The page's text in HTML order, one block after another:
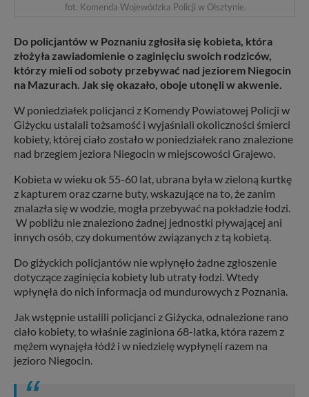
fot. Komenda Wojewódzka Policji w Olsztynie.
Do policjantów w Poznaniu zgłosiła się kobieta, która
złożyła zawiadomienie o zaginięciu swoich rodziców,
którzy mieli od soboty przebywać nad jeziorem Niegocin
na Mazurach. Jak się okazało, oboje utonęli w akwenie.
W poniedziałek policjanci z Komendy Powiatowej Policji w
Giżycku ustalali tożsamość i wyjaśniali okoliczności śmierci
kobiety, której ciało zostało w poniedziałek rano znalezione
nad brzegiem jeziora Niegocin w miejscowości Grajewo.
Kobieta w wieku ok 55-60 lat, ubrana była w zieloną kurtkę
z kapturem oraz czarne buty, wskazujące na to, że zanim
znalazła się w wodzie, mogła przebywać na pokładzie łodzi.
W pobliżu nie znaleziono żadnej jednostki pływającej ani
innych osób, czy dokumentów związanych z tą kobietą.
Do giżyckich policjantów nie wpłynęło żadne zgłoszenie
dotyczące zaginięcia kobiety lub utraty łodzi. Wtedy
wpłynęła do nich informacja od mundurowych z Poznania.
Jak wstępnie ustalili policjanci z Giżycka, odnalezione rano
ciało kobiety, to właśnie zaginiona 68-latka, która razem z
mężem wynajęła łódź i w niedzielę wypłynęli razem na
jezioro Niegocin.